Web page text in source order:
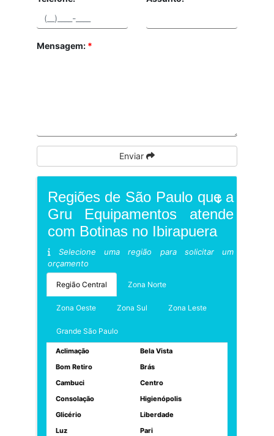
Mensagem: *
Enviar
Regiões de São Paulo que a
Gru Equipamentos atende
com Botinas no Ibirapuera
Selecione uma região para solicitar um
orçamento
Região Central Zona Norte
Zona Oeste Zona Sul Zona Leste
Grande São Paulo
Aclimação
Bela Vista
Bom Retiro
Brás
Cambuci
Centro
Consolação
Higienópolis
Glicério
Liberdade
Luz
Pari